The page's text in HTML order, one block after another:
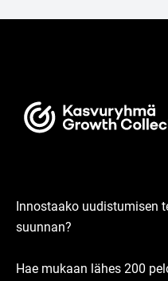
Innostaako uudistumisen
suunnan?
Hae mukaan lähes 200